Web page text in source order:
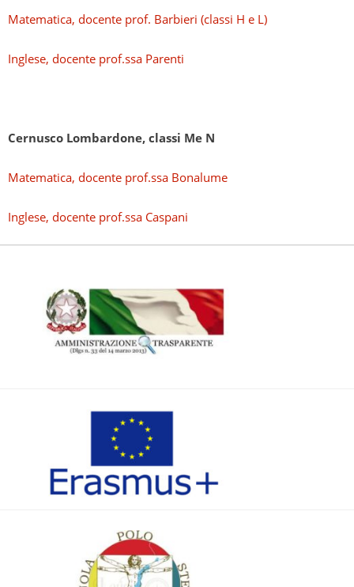
Matematica, docente prof. Barbieri (classi H e L)
Inglese, docente prof.ssa Parenti
Cernusco Lombardone, classi Me N
Matematica, docente prof.ssa Bonalume
Inglese, docente prof.ssa Caspani